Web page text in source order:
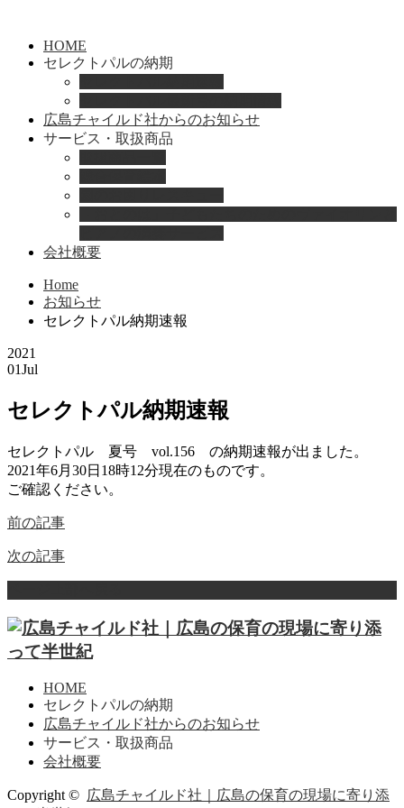
HOME
セレクトパルの納期
広島チャイルド社からのお知らせ
サービス・取扱商品
会社概要
Home
お知らせ
セレクトパル納期速報
2021
01Jul
セレクトパル納期速報
セレクトパル 夏号 vol.156 の納期速報が出ました。
2021年6月30日18時12分現在のものです。
ご確認ください。
前の記事
次の記事
HOME
セレクトパルの納期
広島チャイルド社からのお知らせ
サービス・取扱商品
会社概要
Copyright © 広島チャイルド社｜広島の保育の現場に寄り添